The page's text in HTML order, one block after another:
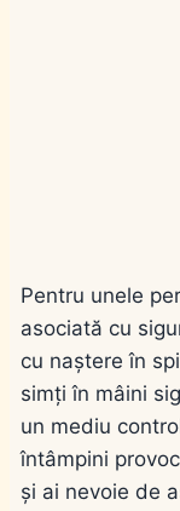
Pentru unele
asociată cu
cu naștere în
simți în mâini
un mediu
întâmpini
și ai nevoie de